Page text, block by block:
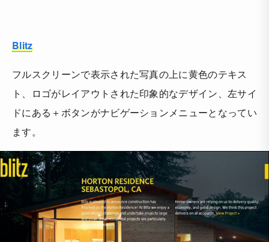
Blitz
フルスクリーンで表示された写真の上に黄色のテキス
ト、ロゴがレイアウトされた印象的なデザイン、左サイ
ドにある＋ボタンがナビゲーションメニューとなってい
ます。